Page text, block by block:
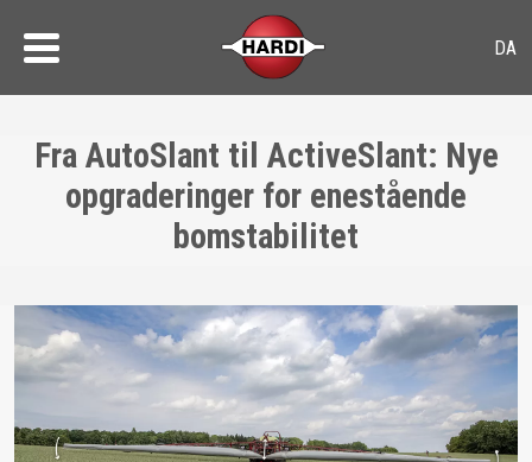
Fra AutoSlant til ActiveSlant: Nye
opgraderinger for enestående
bomstabilitet